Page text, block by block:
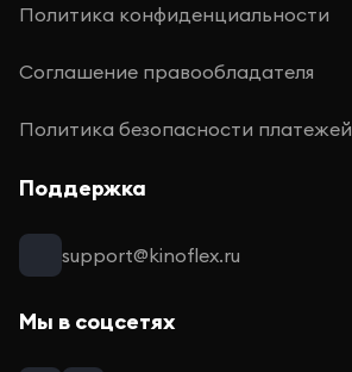
Политика конфиденциальности
Соглашение правообладателя
Политика безопасности платежей
Поддержка
support@kinoflex.ru
Мы в соцсетях